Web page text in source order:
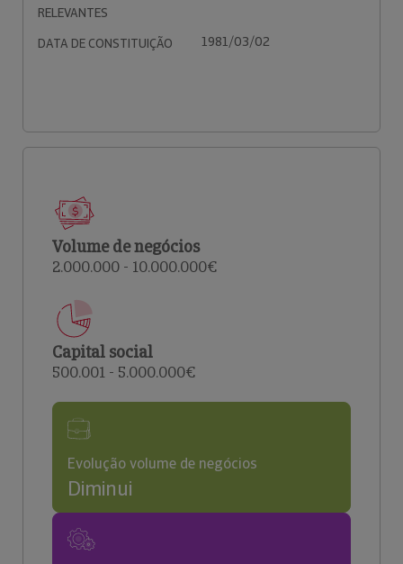
RELEVANTES
DATA DE CONSTITUIÇÃO 1981/03/02
Volume de negócios
2.000.000 - 10.000.000€
Capital social
500.001 - 5.000.000€
Evolução volume de negócios
Diminui